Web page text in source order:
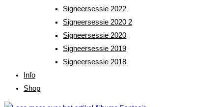
Signeersessie 2022
Signeersessie 2020 2
Signeersessie 2020
Signeersessie 2019
Signeersessie 2018
Info
Shop